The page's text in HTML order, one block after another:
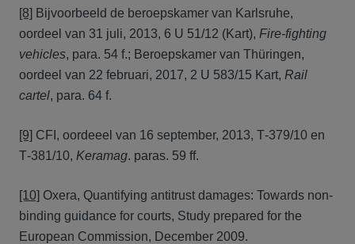
[8] Bijvoorbeeld de beroepskamer van Karlsruhe,
oordeel van 31 juli, 2013, 6 U 51/12 (Kart), Fire-fighting
vehicles, para. 54 f.; Beroepskamer van Thüringen,
oordeel van 22 februari, 2017, 2 U 583/15 Kart, Rail
cartel, para. 64 f.
[9] CFI, oordeeel van 16 september, 2013, T‑379/10 en
T‑381/10, Keramag. paras. 59 ff.
[10] Oxera, Quantifying antitrust damages: Towards non-
binding guidance for courts, Study prepared for the
European Commission, December 2009.